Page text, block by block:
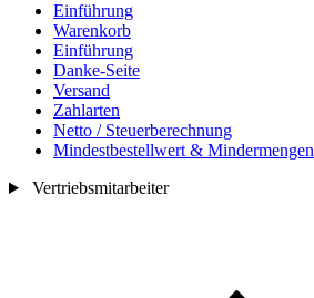
Einführung
Warenkorb
Einführung
Danke-Seite
Versand
Zahlarten
Netto / Steuerberechnung
Mindestbestellwert & Mindermengen
Vertriebsmitarbeiter